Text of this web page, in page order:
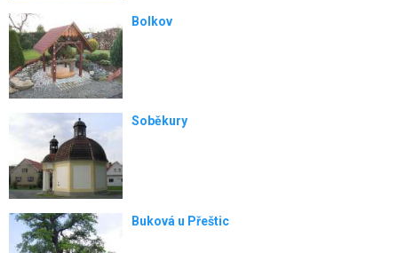
Bolkov
Soběkury
Buková u Přeštic